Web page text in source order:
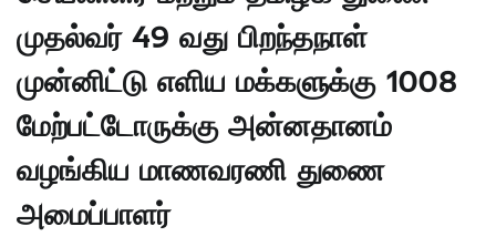
முதல்வர் 49 வது பிறந்தநாள்
முன்னிட்டு எளிய மக்களுக்கு 1008
மேற்பட்டோருக்கு அன்னதானம்
வழங்கிய மாணவரணி துணை
அமைப்பாளர்